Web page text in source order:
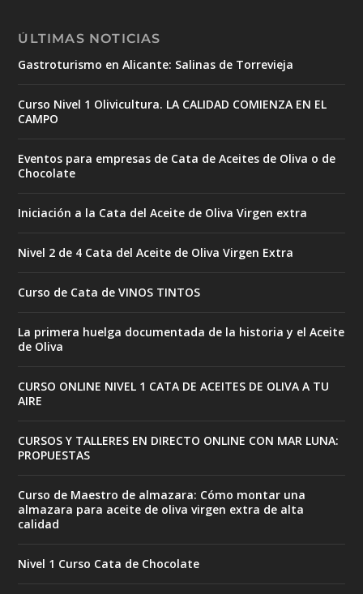
ÚLTIMAS NOTICIAS
Gastroturismo en Alicante: Salinas de Torrevieja
Curso Nivel 1 Olivicultura. LA CALIDAD COMIENZA EN EL
CAMPO
Eventos para empresas de Cata de Aceites de Oliva o de
Chocolate
Iniciación a la Cata del Aceite de Oliva Virgen extra
Nivel 2 de 4 Cata del Aceite de Oliva Virgen Extra
Curso de Cata de VINOS TINTOS
La primera huelga documentada de la historia y el Aceite
de Oliva
CURSO ONLINE NIVEL 1 CATA DE ACEITES DE OLIVA A TU
AIRE
CURSOS Y TALLERES EN DIRECTO ONLINE CON MAR LUNA:
PROPUESTAS
Curso de Maestro de almazara: Cómo montar una
almazara para aceite de oliva virgen extra de alta
calidad
Nivel 1 Curso Cata de Chocolate